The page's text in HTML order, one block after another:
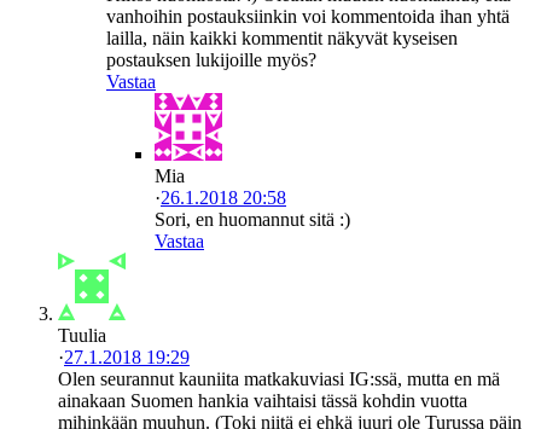
vanhoihin postauksiinkin voi kommentoida ihan yhtä
lailla, näin kaikki kommentit näkyvät kyseisen
postauksen lukijoille myös?
Vastaa
Mia
·26.1.2018 20:58
Sori, en huomannut sitä :)
Vastaa
Tuulia
·27.1.2018 19:29
Olen seurannut kauniita matkakuviasi IG:ssä, mutta en mä
ainakaan Suomen hankia vaihtaisi tässä kohdin vuotta
mihinkään muuhun. (Toki niitä ei ehkä juuri ole Turussa päin